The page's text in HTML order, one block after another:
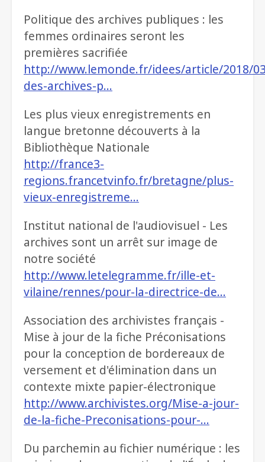
Politique des archives publiques : les
femmes ordinaires seront les
premières sacrifiée
http://www.lemonde.fr/idees/article/2018/
des-archives-p…
Les plus vieux enregistrements en
langue bretonne découverts à la
Bibliothèque Nationale
http://france3-
regions.francetvinfo.fr/bretagne/plus-
vieux-enregistreme…
Institut national de l'audiovisuel - Les
archives sont un arrêt sur image de
notre société
http://www.letelegramme.fr/ille-et-
vilaine/rennes/pour-la-directrice-de…
Association des archivistes français -
Mise à jour de la fiche Préconisations
pour la conception de bordereaux de
versement et d'élimination dans un
contexte mixte papier-électronique
http://www.archivistes.org/Mise-a-jour-
de-la-fiche-Preconisations-pour-…
Du parchemin au fichier numérique : les